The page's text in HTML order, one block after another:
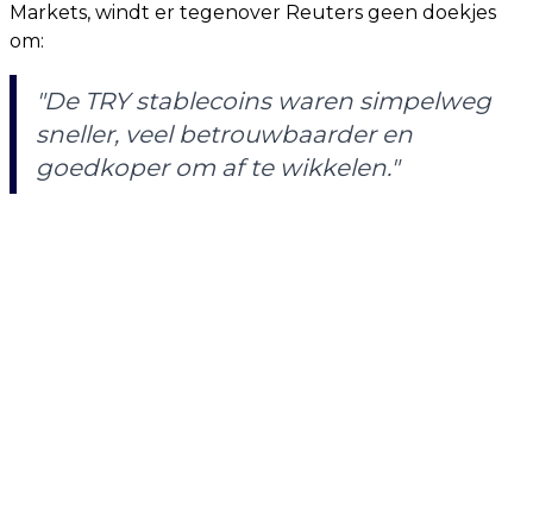
Markets, windt er tegenover Reuters geen doekjes
om:
"De TRY stablecoins waren simpelweg
sneller, veel betrouwbaarder en
goedkoper om af te wikkelen."